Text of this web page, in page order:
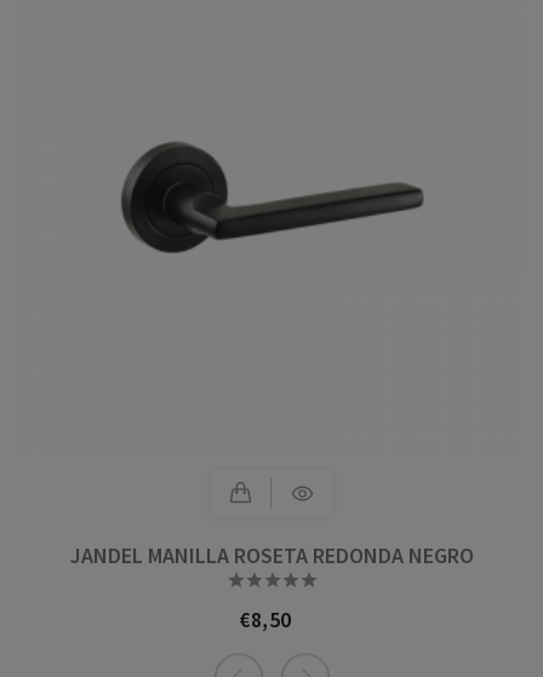
JANDEL MANILLA ROSETA REDONDA NEGRO

Prezo
€8,50